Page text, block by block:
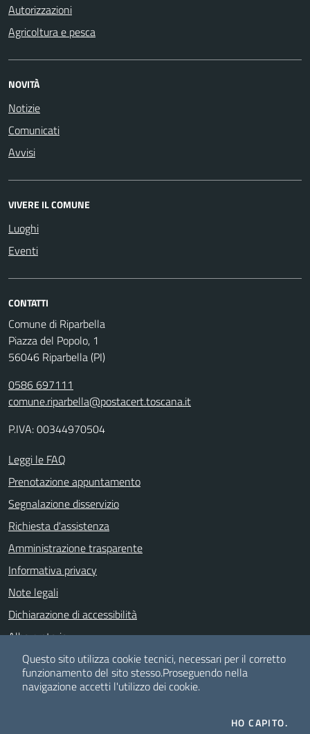
Autorizzazioni
Agricoltura e pesca
NOVITÀ
Notizie
Comunicati
Avvisi
VIVERE IL COMUNE
Luoghi
Eventi
CONTATTI
Comune di Riparbella
Piazza del Popolo, 1
56046 Riparbella (PI)
0586 697111
comune.riparbella@postacert.toscana.it
P.IVA: 00344970504
Leggi le FAQ
Prenotazione appuntamento
Segnalazione disservizio
Richiesta d'assistenza
Amministrazione trasparente
Informativa privacy
Note legali
Dichiarazione di accessibilità
Albo pretorio
Piano di Miglioramento dei servizi
Questo sito utilizza cookie tecnici, necessari per il corretto
funzionamento del sito stesso.Proseguendo nella
navigazione accetti l'utilizzo dei cookie.
HO CAPITO.